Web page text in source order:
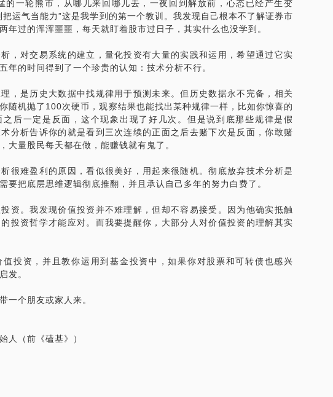
很多种亏，掉过很多类坑，尝试过多种分析方法，最后我发现投资
单的，明白这些我用了十几年的时间。
讲给你听。当然，这么短的时间，我不可能讲的特别细，但足以给
望得到一些指点，我可以节约你好几年的时间，能让你少走很多弯
懂，我有丰富的线下一对一经验，能用通俗的语言让你明白应该如
的难度依旧很大，在课后你依旧可以向我提问，我会持续为你答疑
步。
投资及其关联行为存在风险，决策应需谨慎。此话题内容仅为该行
平台对话题内容不予担保。
的一轮熊市，从哪儿来回哪儿去，一夜回到解放前，心态已经产生变
把运气当能力”这是我学到的第一个教训。我发现自己根本不了解证券市
年过的浑浑噩噩，每天就盯着股市过日子，其实什么也没学到。
，对交易系统的建立，量化投资有大量的实践和运用，希望通过它实
年的时间得到了一个珍贵的认知：技术分析不行。
，是历史大数据中找规律用于预测未来。但历史数据永不完备，相关
随机抛了100次硬币，观察结果也能找出某种规律一样，比如你惊喜的
之后一定是反面，这个现象出现了好几次。但是说到底那些规律是假
分析告诉你的就是看到三次连续的正面之后去赌下次是反面，你敢赌
大量股民每天都在做，能赚钱就有鬼了。
很难盈利的原因，看似很美好，用起来很随机。彻底放弃技术分析是
要把底层思维逻辑彻底推翻，并且承认自己多年的努力白费了。
资。我发现价值投资并不难理解，但却不容易接受。因为他确实抵触
投资哲学才能应对。而我要提醒你，大部分人对价值投资的理解其实
投资，并且教你运用到基金投资中，如果你对股票和可转债也感兴
发。
一个朋友或家人来。
人（前《磕基》）